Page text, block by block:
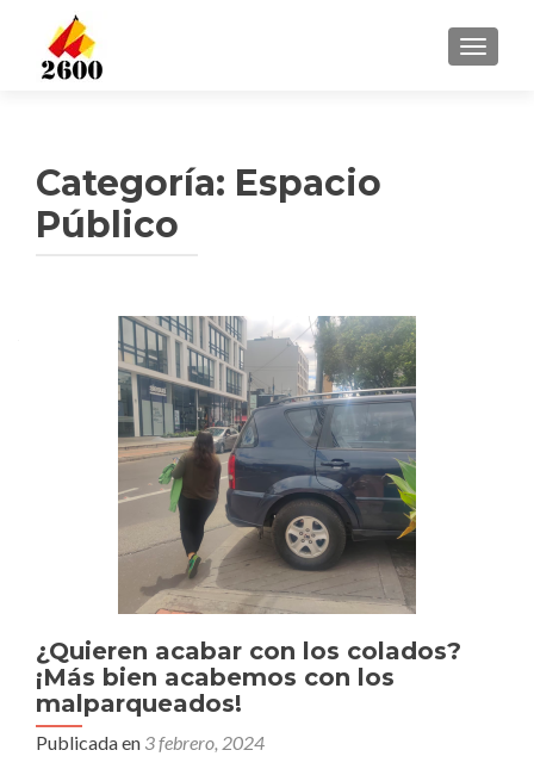
Categoría: Espacio
Público
¿Quieren acabar con los colados?
¡Más bien acabemos con los
malparqueados!
Publicada en 3 febrero, 2024
Navegación
entradas